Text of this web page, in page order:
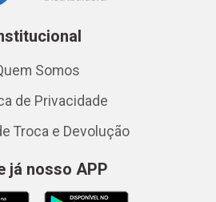
Somos
de Privacidade
Troca e Devolução
já nosso APP